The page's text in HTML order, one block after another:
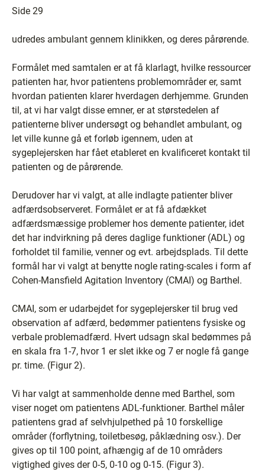
Side 29
udredes ambulant gennem klinikken, og deres pårørende.
Formålet med samtalen er at få klarlagt, hvilke ressourcer
patienten har, hvor patientens problemområder er, samt
hvordan patienten klarer hverdagen derhjemme. Grunden
til, at vi har valgt disse emner, er at størstedelen af
patienterne bliver undersøgt og behandlet ambulant, og
let ville kunne gå et forløb igennem, uden at
sygeplejersken har fået etableret en kvalificeret kontakt til
patienten og de pårørende.
Derudover har vi valgt, at alle indlagte patienter bliver
adfærdsobserveret. Formålet er at få afdækket
adfærdsmæssige problemer hos demente patienter, idet
det har indvirkning på deres daglige funktioner (ADL) og
forholdet til familie, venner og evt. arbejdsplads. Til dette
formål har vi valgt at benytte nogle rating-scales i form af
Cohen-Mansfield Agitation Inventory (CMAI) og Barthel.
CMAI, som er udarbejdet for sygeplejersker til brug ved
observation af adfærd, bedømmer patientens fysiske og
verbale problemadfærd. Hvert udsagn skal bedømmes på
en skala fra 1-7, hvor 1 er slet ikke og 7 er nogle få gange
pr. time. (Figur 2).
Vi har valgt at sammenholde denne med Barthel, som
viser noget om patientens ADL-funktioner. Barthel måler
patientens grad af selvhjulpethed på 10 forskellige
områder (forflytning, toiletbesøg, påklædning osv.). Der
gives op til 100 point, afhængig af de 10 områders
vigtighed gives der 0-5, 0-10 og 0-15. (Figur 3).